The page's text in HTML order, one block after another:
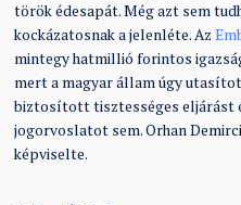
török édesapát. Még azt sem
kockázatosnak a jelenléte. Az
mintegy hatmillió forintos
mert a magyar állam úgy
biztosított tisztességes eljárást
jogorvoslatot sem. Orhan
képviselte.